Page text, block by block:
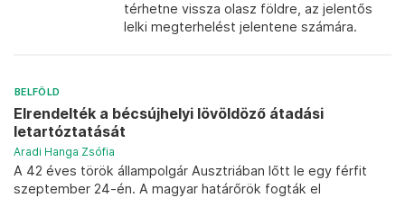
térhetne vissza olasz földre, az jelentős
lelki megterhelést jelentene számára.
BELFÖLD
Elrendelték a bécsújhelyi lövöldöző átadási
letartóztatását
Aradi Hanga Zsófia
A 42 éves török állampolgár Ausztriában lőtt le egy férfit
szeptember 24-én. A magyar határőrök fogták el